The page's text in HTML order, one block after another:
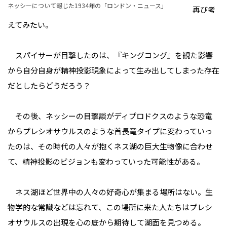
ネッシーについて報じた1934年の「ロンドン・ニュース」
再び考
えてみたい。
スパイサーが目撃したのは、『キングコング』を観た影響
から自分自身が精神投影現象によって生み出してしまった存在
だとしたらどうだろう？
その後、ネッシーの目撃談がディプロドクスのような恐竜
からプレシオサウルスのような首長竜タイプに変わっていっ
たのは、その時代の人々が抱くネス湖の巨大生物像に合わせ
て、精神投影のビジョンも変わっていった可能性がある。
ネス湖ほど世界中の人々の好奇心が集まる場所はない。生
物学的な常識などは忘れて、この場所に来た人たちはプレシ
オサウルスの出現を心の底から期待して湖面を見つめる。